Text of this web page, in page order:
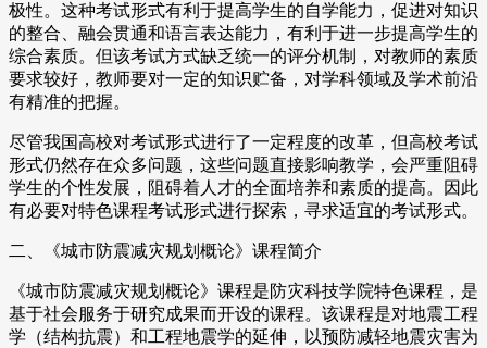
极性。这种考试形式有利于提高学生的自学能力，促进对知识
的整合、融会贯通和语言表达能力，有利于进一步提高学生的
综合素质。但该考试方式缺乏统一的评分机制，对教师的素质
要求较好，教师要对一定的知识贮备，对学科领域及学术前沿
有精准的把握。
尽管我国高校对考试形式进行了一定程度的改革，但高校考试
形式仍然存在众多问题，这些问题直接影响教学，会严重阻碍
学生的个性发展，阻碍着人才的全面培养和素质的提高。因此
有必要对特色课程考试形式进行探索，寻求适宜的考试形式。
二、《城市防震减灾规划概论》课程简介
《城市防震减灾规划概论》课程是防灾科技学院特色课程，是
基于社会服务于研究成果而开设的课程。该课程是对地震工程
学（结构抗震）和工程地震学的延伸，以预防减轻地震灾害为